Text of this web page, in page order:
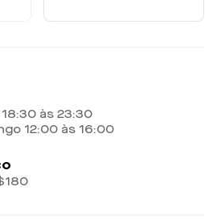
às 23:30
12:00 às 16:00